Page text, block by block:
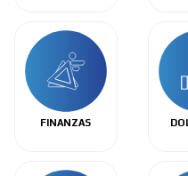
FINANZAS